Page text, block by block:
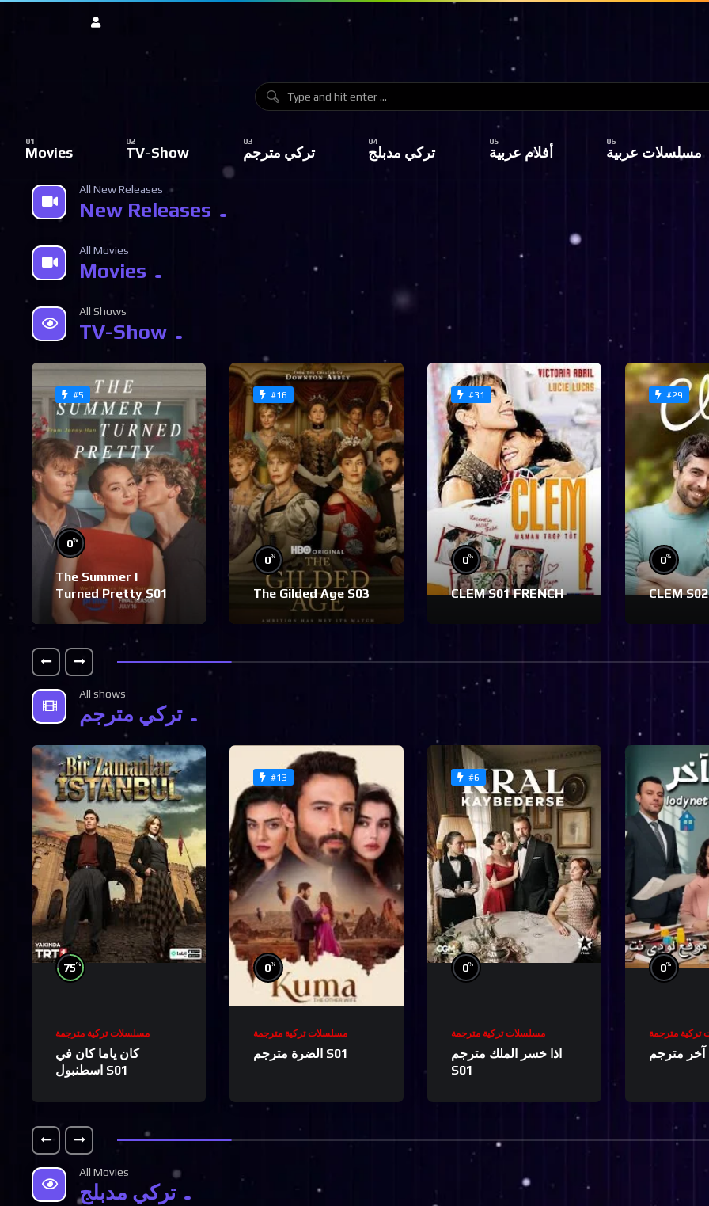
Movies TV-Show تركي مترجم تركي مدبلج أفلام عربية مسلسلات عربية
All New Releases
New Releases
All Movies
Movies
All Shows
TV-Show
#5
0%
The Summer I
Turned Pretty S01
#16
0%
The Gilded Age S03
#31
0%
CLEM S01 FRENCH
#29
0%
CLEM
All shows
تركي مترجم
75%
مسلسلات تركية مترجمة
كان ياما كان في
اسطنبول S01
#13
0%
مسلسلات تركية مترجمة
الضرة مترجم S01
#6
0%
مسلسلات تركية مترجمة
اذا خسر الملك مترجم
S01
0%
تركية مترجمة
All Movies
تركي مدبلج